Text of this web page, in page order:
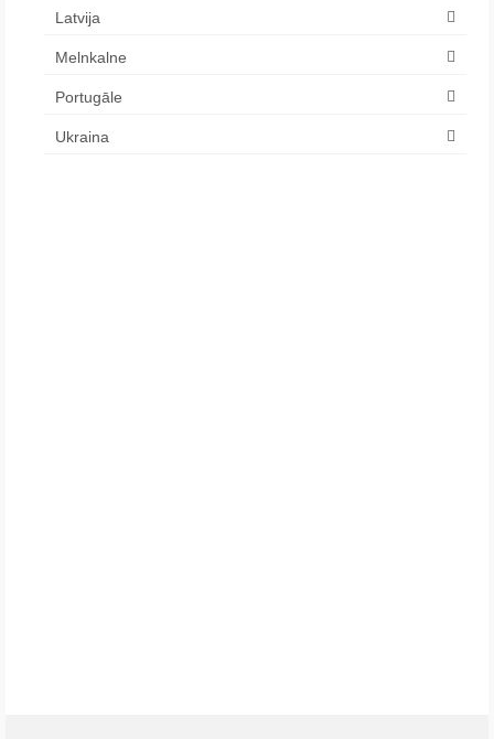
Latvija
Melnkalne
Portugāle
Ukraina